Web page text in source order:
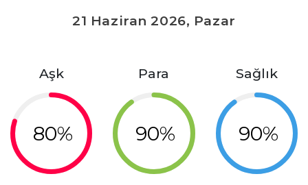
21 Haziran 2026, Pazar
Aşk
80%
Para
90%
Sağlık
90%